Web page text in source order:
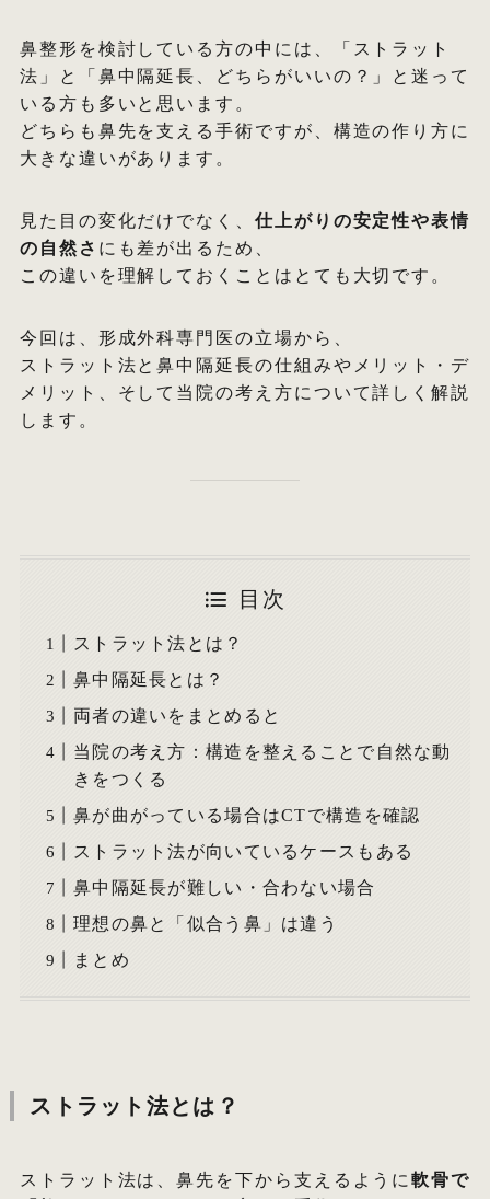
鼻整形を検討している方の中には、「ストラット
法」と「鼻中隔延長、どちらがいいの？」と迷って
いる方も多いと思います。
どちらも鼻先を支える手術ですが、構造の作り方に
大きな違いがあります。
見た目の変化だけでなく、 仕上がりの安定性や表情
の自然さ にも差が出るため、
この違いを理解しておくことはとても大切です。
今回は、形成外科専門医の立場から、
ストラット法と鼻中隔延長の仕組みやメリット・デ
メリット、そして当院の考え方について詳しく解説
します。
目次
ストラット法とは？
鼻中隔延長とは？
両者の違いをまとめると
当院の考え方：構造を整えることで自然な動
きをつくる
鼻が曲がっている場合はCTで構造を確認
ストラット法が向いているケースもある
鼻中隔延長が難しい・合わない場合
理想の鼻と「似合う鼻」は違う
まとめ
ストラット法とは？
ストラット法は、鼻先を下から支えるように軟骨で